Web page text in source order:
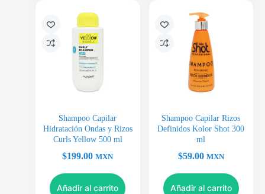
Shampoo Capilar
Hidratación Ondas y Rizos
Curls Yellow 500 ml
$199.00 MXN
Añadir al carrito
Shampoo Capilar Rizos
Definidos Kolor Shot 300
ml
$59.00 MXN
Añadir al carrito